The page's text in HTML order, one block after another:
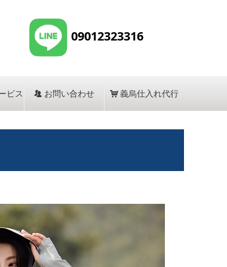
09012323316
ビス 뀡 お問い合わせ 낙 義烏仕入れ代行